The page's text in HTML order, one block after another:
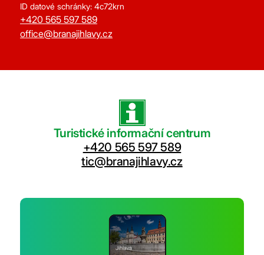
ID datové schránky: 4c72krn
+420 565 597 589
office@branajihlavy.cz
Turistické informační centrum
+420 565 597 589
tic@branajihlavy.cz